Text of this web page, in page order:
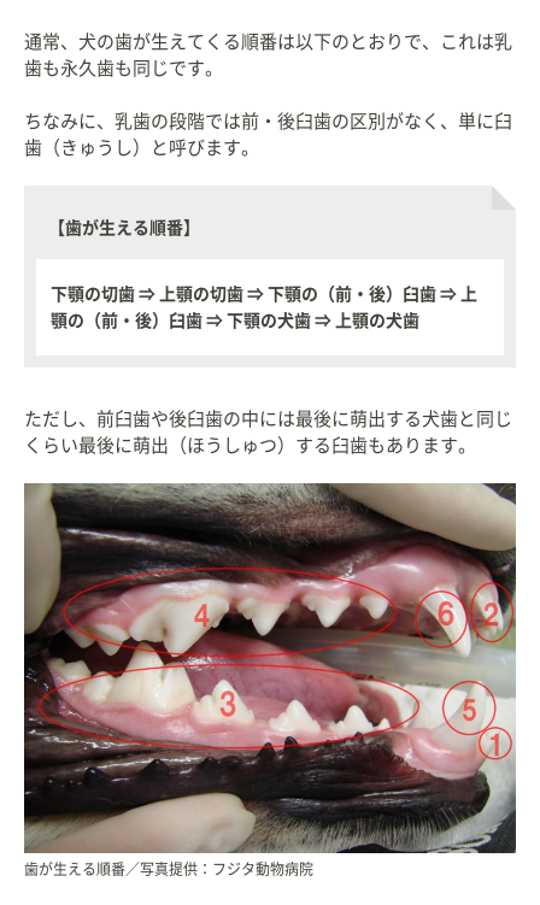
通常、犬の歯が生えてくる順番は以下のとおりで、これは乳
歯も永久歯も同じです。
ちなみに、乳歯の段階では前・後臼歯の区別がなく、単に臼
歯（きゅうし）と呼びます。
【歯が生える順番】
下顎の切歯 ⇒ 上顎の切歯 ⇒ 下顎の（前・後）臼歯 ⇒ 上
顎の（前・後）臼歯 ⇒ 下顎の犬歯 ⇒ 上顎の犬歯
ただし、前臼歯や後臼歯の中には最後に萌出する犬歯と同じ
くらい最後に萌出（ほうしゅつ）する臼歯もあります。
歯が生える順番／写真提供：フジタ動物病院